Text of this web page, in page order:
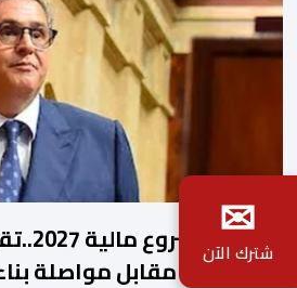
ملامح
والتوظيف مقابل مواصلة
✉
شترك الآن